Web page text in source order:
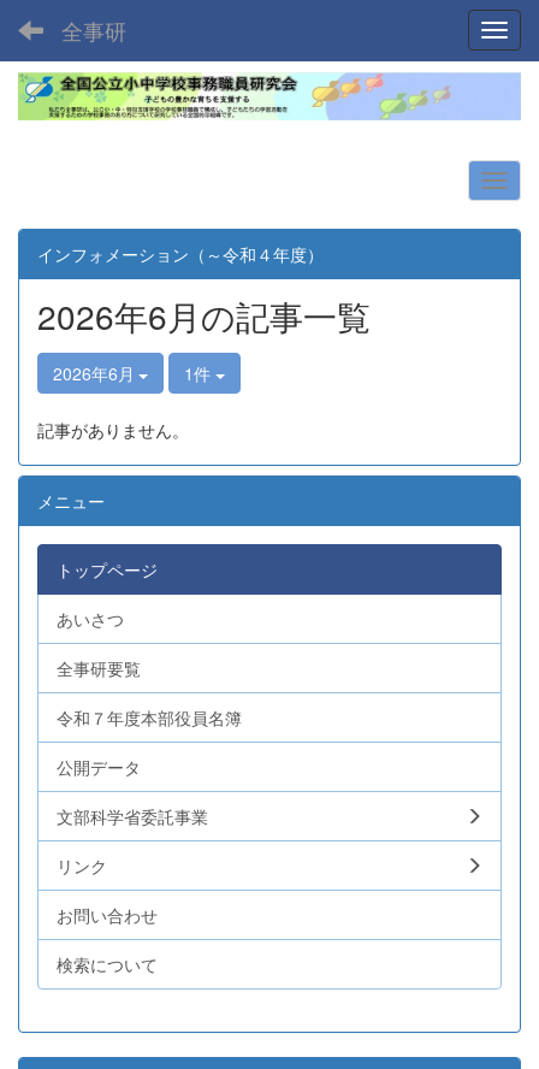
全事研
インフォメーション（～令和４年度）
2026年6月の記事一覧
2026年6月 1件
記事がありません。
メニュー
トップページ
あいさつ
全事研要覧
令和７年度本部役員名簿
公開データ
文部科学省委託事業
リンク
お問い合わせ
検索について